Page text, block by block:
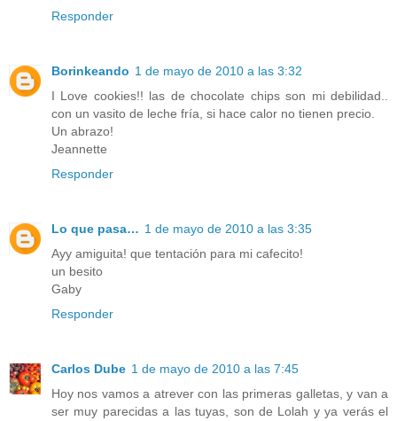
Responder
Borinkeando 1 de mayo de 2010 a las 3:32
I Love cookies!! las de chocolate chips son mi debilidad..
con un vasito de leche fría, si hace calor no tienen precio.
Un abrazo!
Jeannette
Responder
Lo que pasa… 1 de mayo de 2010 a las 3:35
Ayy amiguita! que tentación para mi cafecito!
un besito
Gaby
Responder
Carlos Dube 1 de mayo de 2010 a las 7:45
Hoy nos vamos a atrever con las primeras galletas, y van a
ser muy parecidas a las tuyas, son de Lolah y ya verás el